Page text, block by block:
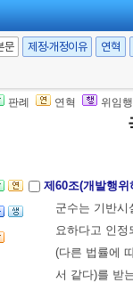
정]
문 제정·개정이유 연혁
판례 연혁 위임
하는 개발행
행정기관의
12.>
[전문개정
제60조(개발행
군수는 기반
요하다고 인
(다른 법률에
서 같다)를 받